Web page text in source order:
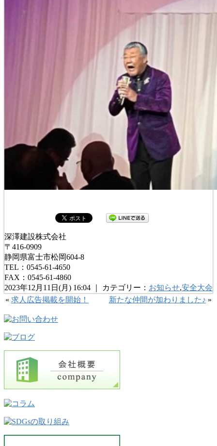
深澤建設株式会社
〒416-0909
静岡県富士市松岡604-8
TEL：0545-61-4650
FAX：0545-61-4860
2023年12月11日(月) 16:04 ｜ カテゴリー： お知らせ,安全大会
« 求人広告掲載を開始！ 新たな仲間が加わりました♪ »